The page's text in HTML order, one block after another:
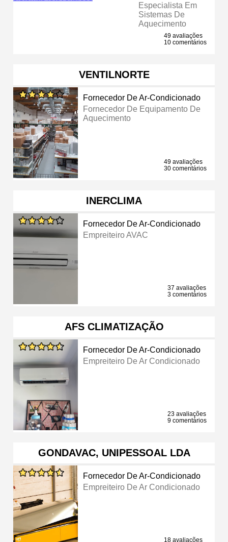
Especialista Em
Sistemas De
Aquecimento
49 avaliações
10 comentários
VENTILNORTE
Fornecedor De Ar-Condicionado
Fornecedor De Equipamento De
Aquecimento
49 avaliações
30 comentários
INERCLIMA
Fornecedor De Ar-Condicionado
Empreiteiro AVAC
37 avaliações
3 comentários
AFS CLIMATIZAÇÃO
Fornecedor De Ar-Condicionado
Empreiteiro De Ar Condicionado
23 avaliações
9 comentários
GONDAVAC, UNIPESSOAL LDA
Fornecedor De Ar-Condicionado
Empreiteiro De Ar Condicionado
18 avaliações